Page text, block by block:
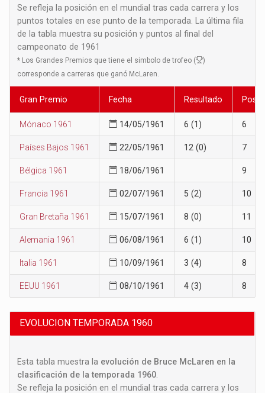
Se refleja la posición en el mundial tras cada carrera y los
puntos totales en ese punto de la temporada. La última fila
de la tabla muestra su posición y puntos al final del
campeonato de 1961
* Los Grandes Premios que tiene el simbolo de trofeo (
)
corresponde a carreras que ganó McLaren.
Gran Premio Fecha Resultado
Mónaco 1961 14/05/1961 6 (1) 6
Países Bajos 1961 22/05/1961 12 (0) 7
Bélgica 1961 18/06/1961 9
Francia 1961 02/07/1961 5 (2) 10
Gran Bretaña 1961 15/07/1961 8 (0) 11
Alemania 1961 06/08/1961 6 (1) 10
Italia 1961 10/09/1961 3 (4) 8
EEUU 1961 08/10/1961 4 (3) 8
EVOLUCION TEMPORADA 1960
Esta tabla muestra la evolución de Bruce McLaren en la
clasificación de la temporada 1960
Se refleja la posición en el mundial tras cada carrera y los